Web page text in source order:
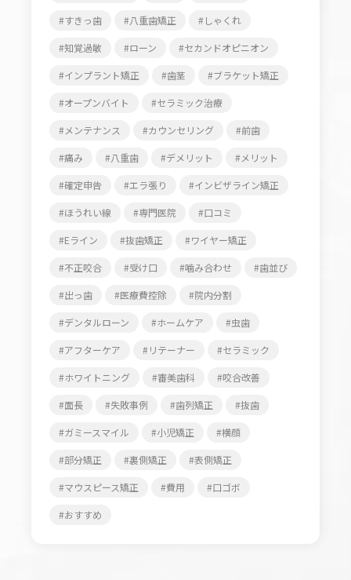
すきっ歯 八重歯矯正 しゃくれ
知覚過敏 ローン セカンドオピニオン
インプラント矯正 歯茎 ブラケット矯正
オープンバイト セラミック治療
メンテナンス カウンセリング 前歯
痛み 八重歯 デメリット メリット
確定申告 エラ張り インビザライン矯正
ほうれい線 専門医院 口コミ
Eライン 抜歯矯正 ワイヤー矯正
不正咬合 受け口 噛み合わせ 歯並び
出っ歯 医療費控除 院内分割
デンタルローン ホームケア 虫歯
アフターケア リテーナー セラミック
ホワイトニング 審美歯科 咬合改善
面長 失敗事例 歯列矯正 抜歯
ガミースマイル 小児矯正 横顔
部分矯正 裏側矯正 表側矯正
マウスピース矯正 費用 口ゴボ
おすすめ